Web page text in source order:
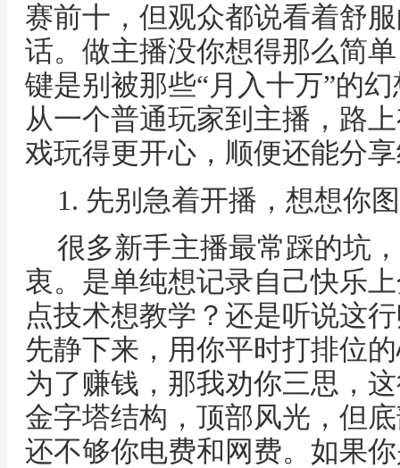
赛前十，但观众都说看着舒
话。做主播没你想得那么简
键是别被那些“月入十万”的
从一个普通玩家到主播，路
戏玩得更开心，顺便还能分
1. 先别急着开播，想想你
很多新手主播最常踩的坑
衷。是单纯想记录自己快乐
点技术想教学？还是听说这
先静下来，用你平时打排位
为了赚钱，那我劝你三思，
金字塔结构，顶部风光，但
还不够你电费和网费。如果